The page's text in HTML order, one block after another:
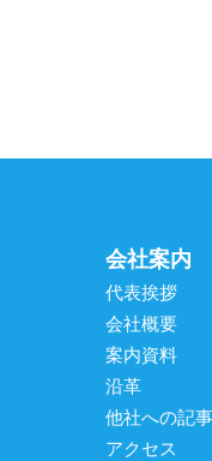
会社案内
代表挨拶
会社概要
案内資料
沿革
他社への記
アクセス